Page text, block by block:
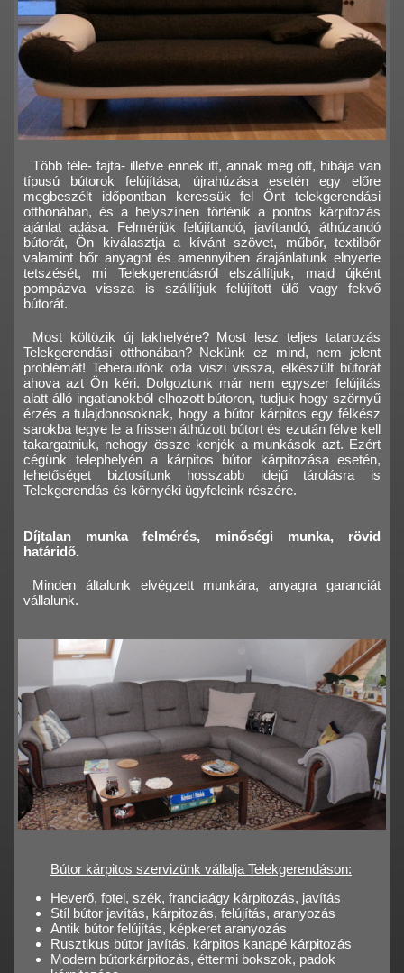
Több féle- fajta- illetve ennek itt, annak meg ott, hibája van
típusú bútorok felújítása, újrahúzása esetén egy előre
megbeszélt időpontban keressük fel Önt telekgerendási
otthonában, és a helyszínen történik a pontos kárpitozás
ajánlat adása. Felmérjük felújítandó, javítandó, áthúzandó
bútorát, Ön kiválasztja a kívánt szövet, műbőr, textilbőr
valamint bőr anyagot és amennyiben árajánlatunk elnyerte
tetszését, mi Telekgerendásról elszállítjuk, majd újként
pompázva vissza is szállítjuk felújított ülő vagy fekvő
bútorát.
Most költözik új lakhelyére? Most lesz teljes tatarozás
Telekgerendási otthonában? Nekünk ez mind, nem jelent
problémát! Teherautónk oda viszi vissza, elkészült bútorát
ahova azt Ön kéri. Dolgoztunk már nem egyszer felújítás
alatt álló ingatlanokból elhozott bútoron, tudjuk hogy szörnyű
érzés a tulajdonosoknak, hogy a bútor kárpitos egy félkész
sarokba tegye le a frissen áthúzott bútort és ezután félve kell
takargatniuk, nehogy össze kenjék a munkások azt. Ezért
cégünk telephelyén a kárpitos bútor kárpitozása esetén,
lehetőséget biztosítunk hosszabb idejű tárolásra is
Telekgerendás és környéki ügyfeleink részére.
Díjtalan munka felmérés, minőségi munka, rövid
határidő.
Minden általunk elvégzett munkára, anyagra garanciát
vállalunk.
Bútor kárpitos szervizünk vállalja Telekgerendáson:
Heverő, fotel, szék, franciaágy kárpitozás, javítás
Stíl bútor javítás, kárpitozás, felújítás, aranyozás
Antik bútor felújítás, képkeret aranyozás
Rusztikus bútor javítás, kárpitos kanapé kárpitozás
Modern bútorkárpitozás, éttermi bokszok, padok